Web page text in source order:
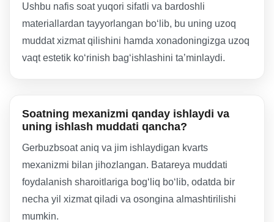
Ushbu nafis soat yuqori sifatli va bardoshli
materiallardan tayyorlangan boʻlib, bu uning uzoq
muddat xizmat qilishini hamda xonadoningizga uzoq
vaqt estetik koʻrinish bagʻishlashini taʼminlaydi.
Soatning mexanizmi qanday ishlaydi va
uning ishlash muddati qancha?
Gerbuzbsoat aniq va jim ishlaydigan kvarts
mexanizmi bilan jihozlangan. Batareya muddati
foydalanish sharoitlariga bogʻliq boʻlib, odatda bir
necha yil xizmat qiladi va osongina almashtirilishi
mumkin.